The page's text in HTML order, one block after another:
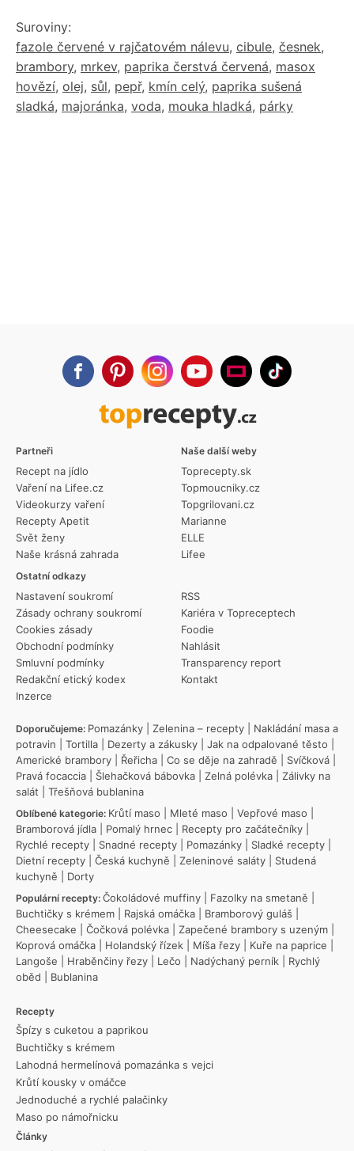
Suroviny:
fazole červené v rajčatovém nálevu, cibule, česnek,
brambory, mrkev, paprika čerstvá červená, masox
hovězí, olej, sůl, pepř, kmín celý, paprika sušená
sladká, majoránka, voda, mouka hladká, párky
Partneři
Recept na jídlo
Vaření na Lifee.cz
Videokurzy vaření
Recepty Apetit
Svět ženy
Naše krásná zahrada
Ostatní odkazy
Nastavení soukromí
Zásady ochrany soukromí
Cookies zásady
Obchodní podmínky
Smluvní podmínky
Redakční etický kodex
Inzerce
RSS
Kariéra v Topreceptech
Foodie
Nahlásit
Transparency report
Kontakt
Naše další weby
Toprecepty.sk
Topmoucniky.cz
Topgrilovani.cz
Marianne
ELLE
Lifee
Doporučujeme: Pomazánky Zelenina – recepty
Nakládání masa a
potravin
Tortilla Dezerty a zákusky Jak na odpalované těsto
Americké brambory
Řeřicha Co se děje na zahradě Svíčková
Pravá focaccia
Šlehačková bábovka Zelná polévka
Zálivky na
salát
Třešňová bublanina
Oblíbené kategorie: Krůtí maso Mleté maso Vepřové maso
Bramborová jídla
Pomalý hrnec Recepty pro začátečníky
Rychlé recepty
Snadné recepty Pomazánky Sladké recepty
Dietní recepty
Česká kuchyně Zeleninové saláty
Studená
kuchyně
Dorty
Populární recepty: Čokoládové muffiny Fazolky na smetaně
Buchtičky s krémem
Rajská omáčka Bramborový guláš
Cheesecake
Čočková polévka Zapečené brambory s uzeným
Koprová omáčka
Holandský řízek Míša řezy Kuře na paprice
Langoše
Hraběnčiny řezy Lečo Nadýchaný perník
Rychlý
oběd
Bublanina
Recepty
Špízy s cuketou a paprikou
Buchtičky s krémem
Lahodná hermelínová pomazánka s vejci
Krůtí kousky v omáčce
Jednoduché a rychlé palačinky
Maso po námořnicku
Články